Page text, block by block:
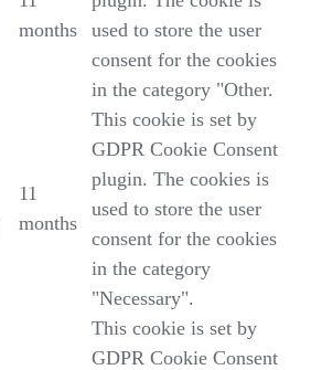
months
used to store the user
consent for the cookies
in the category "Other.
11
months
This cookie is set by
GDPR Cookie Consent
plugin. The cookies is
used to store the user
consent for the cookies
in the category
"Necessary".
This cookie is set by
GDPR Cookie Consent